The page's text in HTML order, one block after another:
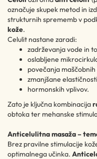
označuje skupek metod in
strukturnih sprememb v
kože.
Celulit nastane zaradi:
zadrževanja vode in
oslabljene
povečanja maščobnih
zmanjšane
hormonskih vplivov.
Zato je ključna kombinacija
obtoka ter mehanske
Anticelulitna masaža –
Brez pravilne stimulacije
optimalnega učinka.